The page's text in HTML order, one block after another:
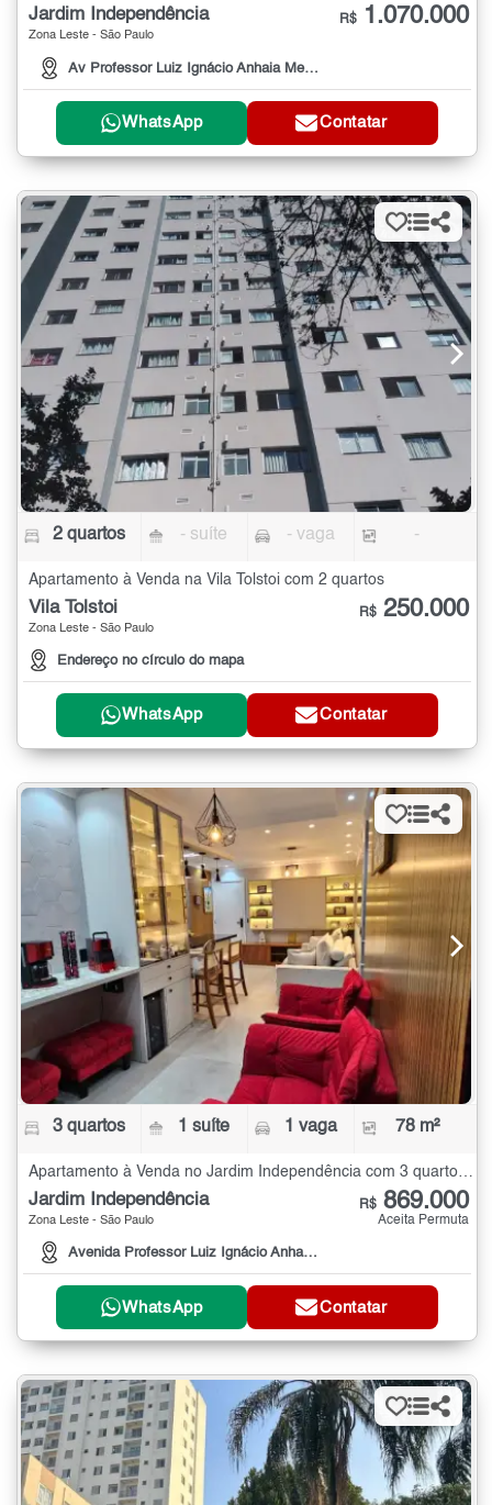
Jardim Independência
Zona Leste - São Paulo
Av Professor Luiz Ignácio Anhaia Mello, 3660
R$ 1.070.000
WhatsApp Contatar
2 quartos - suíte - vaga -
Apartamento à Venda na Vila Tolstoi com 2 quartos
Vila Tolstoi
Zona Leste - São Paulo
Endereço no círculo do mapa
R$ 250.000
WhatsApp Contatar
3 quartos 1 suíte 1 vaga 78 m²
Apartamento à Venda no Jardim Independência com 3 quartos - 78 m²
Jardim Independência
Zona Leste - São Paulo
Avenida Professor Luiz Ignácio Anhaia Mello, 3660
R$ 869.000
Aceita Permuta
WhatsApp Contatar